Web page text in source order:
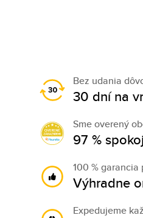
Bez udania
30 dní na
Sme overený
97 %
100 % garancia
Výhradne
Expedujeme